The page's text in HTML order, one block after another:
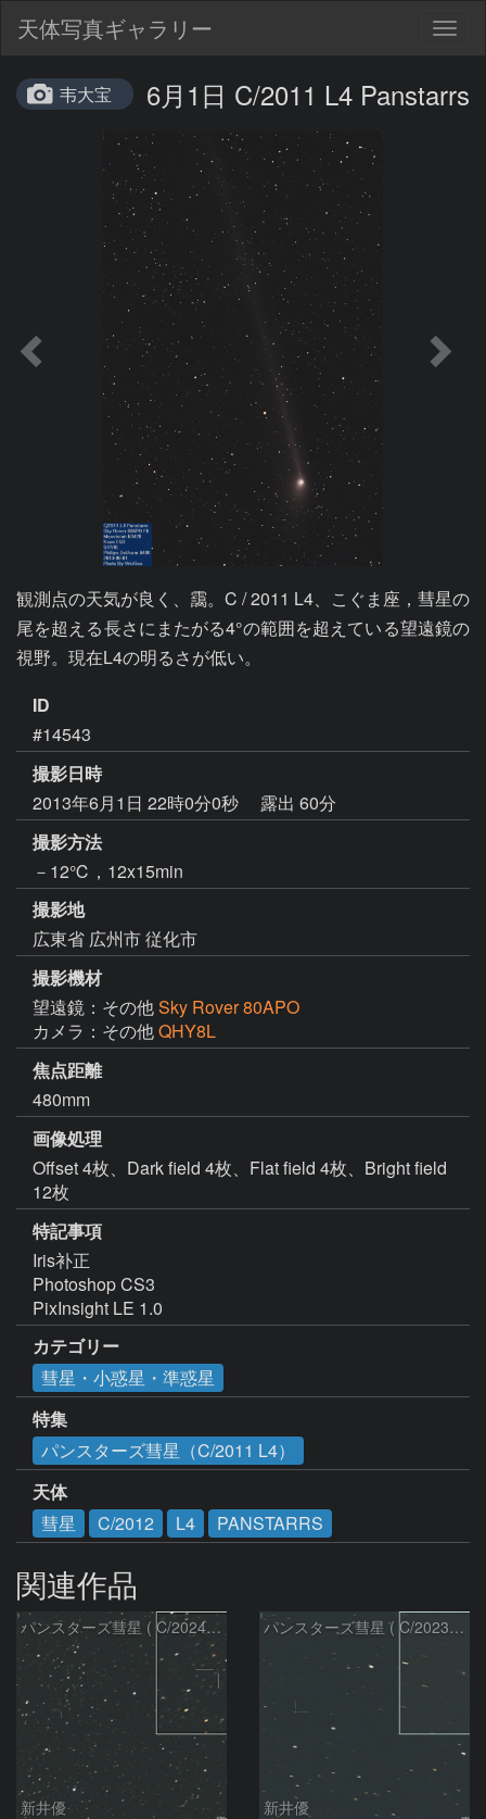
天体写真ギャラリー
韦大宝 6月1日 C/2011 L4 Panstarrs
観測点の天気が良く、靄。C / 2011 L4、こぐま座，彗星の
尾を超える長さにまたがる4°の範囲を超えている望遠鏡の
視野。現在L4の明るさが低い。
ID
#14543
撮影日時
2013年6月1日 22時0分0秒
露出 60分
撮影方法
－12℃，12x15min
撮影地
広東省 広州市 従化市
撮影機材
望遠鏡：その他Sky Rover 80APO
カメラ：その他QHY8L
焦点距離
480mm
画像処理
Offset 4枚、Dark field 4枚、Flat field 4枚、Bright field
12枚
特記事項
Iris补正
Photoshop CS3
PixInsight LE 1.0
カテゴリー
彗星・小惑星・準惑星
特集
パンスターズ彗星（C/2011 L4）
天体
彗星
C/2012 L4 PANSTARRS
関連作品
パンスターズ彗星 ( C/2024R4 )：2026/07/27
新井優
パンスターズ彗星 ( C/2023R1 )：2026/07/09
新井優